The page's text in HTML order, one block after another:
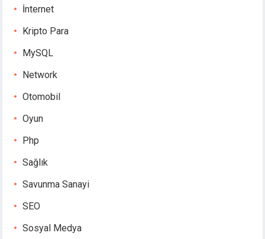
İnternet
Kripto Para
MySQL
Network
Otomobil
Oyun
Php
Sağlık
Savunma Sanayi
SEO
Sosyal Medya